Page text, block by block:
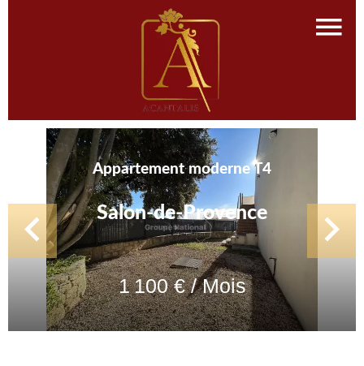
Appartement moderne T4
Salon-de-Provence
1 100 € / Mois